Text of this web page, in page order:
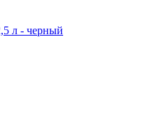
л - черный